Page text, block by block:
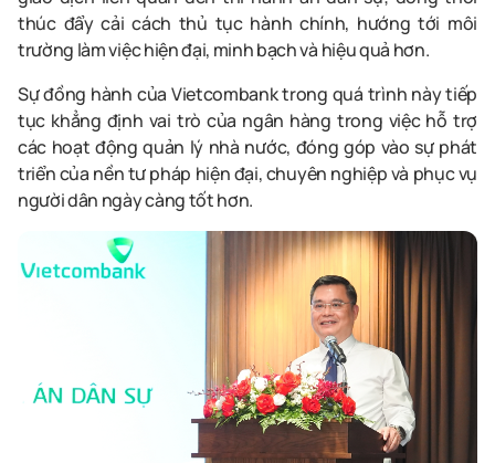
thúc đẩy cải cách thủ tục hành chính, hướng tới môi
trường làm việc hiện đại, minh bạch và hiệu quả hơn.
Sự đồng hành của Vietcombank trong quá trình này tiếp
tục khẳng định vai trò của ngân hàng trong việc hỗ trợ
các hoạt động quản lý nhà nước, đóng góp vào sự phát
triển của nền tư pháp hiện đại, chuyên nghiệp và phục vụ
người dân ngày càng tốt hơn.